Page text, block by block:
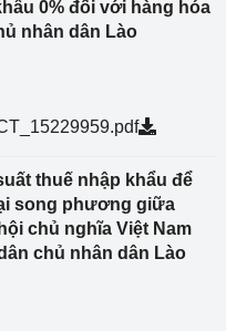
0% đối với hàng hóa
nhân dân Lào
thuế nhập khẩu để
song phương giữa
chủ nghĩa Việt Nam
chủ nhân dân Lào